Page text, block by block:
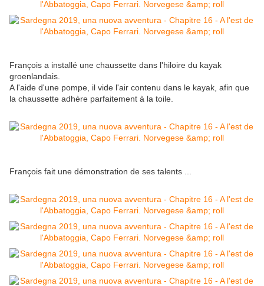
François a installé une chaussette dans l'hiloire du kayak
groenlandais.
A l'aide d'une pompe, il vide l'air contenu dans le kayak, afin que
la chaussette adhère parfaitement à la toile.
François fait une démonstration de ses talents ...